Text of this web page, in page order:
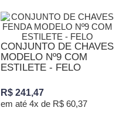
CONJUNTO DE CHAVES
MODELO Nº9 COM
ESTILETE - FELO
R$ 241,47
em até 4x de R$ 60,37